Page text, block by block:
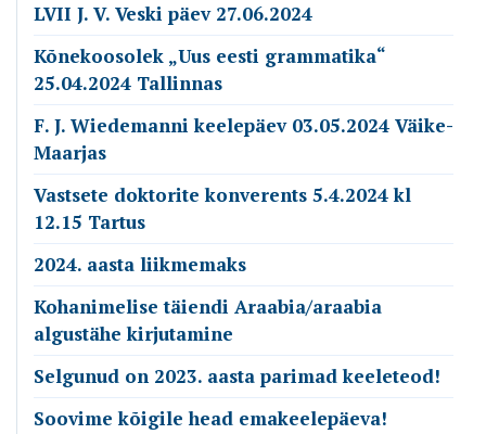
LVII J. V. Veski päev 27.06.2024
Kõnekoosolek „Uus eesti grammatika“
25.04.2024 Tallinnas
F. J. Wiedemanni keelepäev 03.05.2024 Väike-
Maarjas
Vastsete doktorite konverents 5.4.2024 kl
12.15 Tartus
2024. aasta liikmemaks
Kohanimelise täiendi Araabia/araabia
algustähe kirjutamine
Selgunud on 2023. aasta parimad keeleteod!
Soovime kõigile head emakeelepäeva!